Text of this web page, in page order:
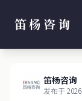
笛杨咨询
笛杨咨询
发布于